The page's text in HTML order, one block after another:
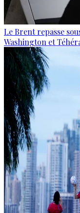
Le Brent repasse
Washington et